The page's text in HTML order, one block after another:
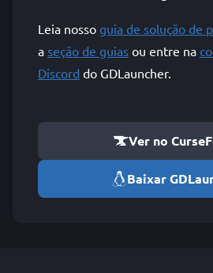
Leia nosso guia de solução de
a seção de guias ou entre na
Discord do GDLauncher.
Ver no
Baixar